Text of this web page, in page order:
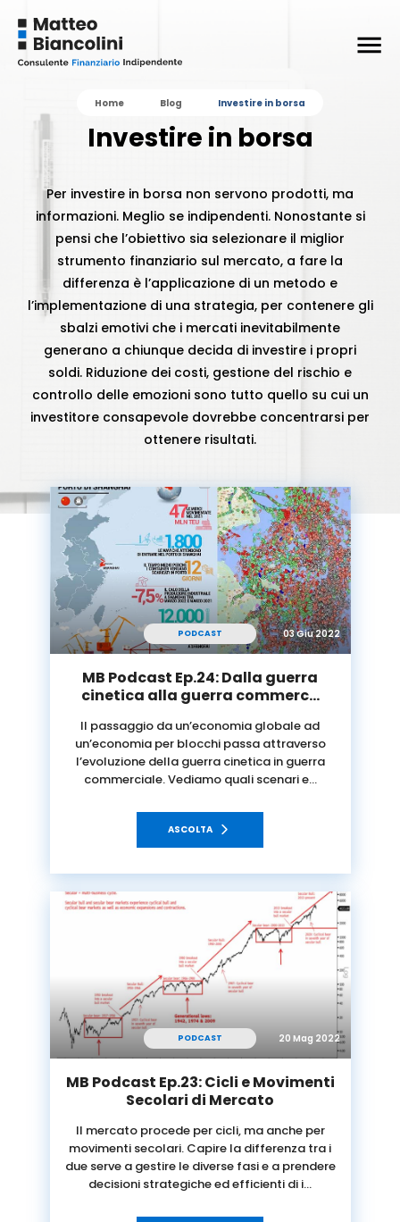
Home Blog Investire in borsa
Investire in borsa
Per investire in borsa non servono prodotti, ma
informazioni. Meglio se indipendenti. Nonostante si
pensi che l’obiettivo sia selezionare il miglior
strumento finanziario sul mercato, a fare la
differenza è l’applicazione di un metodo e
l’implementazione di una strategia, per contenere gli
sbalzi emotivi che i mercati inevitabilmente
generano a chiunque decida di investire i propri
soldi. Riduzione dei costi, gestione del rischio e
controllo delle emozioni sono tutto quello su cui un
investitore consapevole dovrebbe concentrarsi per
ottenere risultati.
PODCAST 03 Giu 2022
MB Podcast Ep.24: Dalla guerra
cinetica alla guerra commerc…
Il passaggio da un’economia globale ad
un’economia per blocchi passa attraverso
l’evoluzione della guerra cinetica in guerra
commerciale. Vediamo quali scenari e…
ASCOLTA
PODCAST 20 Mag 2022
MB Podcast Ep.23: Cicli e Movimenti
Secolari di Mercato
Il mercato procede per cicli, ma anche per
movimenti secolari. Capire la differenza tra i
due serve a gestire le diverse fasi e a prendere
decisioni strategiche ed efficienti di i…